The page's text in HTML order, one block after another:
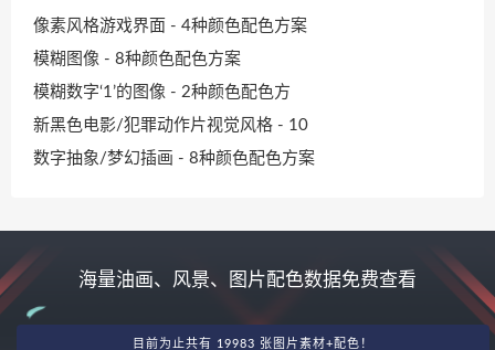
像素风格游戏界面 - 4种颜色配色方案
模糊图像 - 8种颜色配色方案
模糊数字‘1’的图像 - 2种颜色配色方
新黑色电影/犯罪动作片视觉风格 - 10
数字抽象/梦幻插画 - 8种颜色配色方案
海量油画、风景、图片配色数据免费查看
目前为止共有 19983 张图片素材+配色！